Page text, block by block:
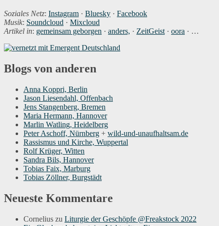
Soziales Netz: Instagram · Bluesky · Facebook
Musik: Soundcloud · Mixcloud
Artikel in: gemeinsam geborgen · anders, · ZeitGeist · oora · …
Blogs von anderen
Anna Koppri, Berlin
Jason Liesendahl, Offenbach
Jens Stangenberg, Bremen
Maria Hermann, Hannover
Marlin Watling, Heidelberg
Peter Aschoff, Nürnberg + wild-und-unaufhaltsam.de
Rassismus und Kirche, Wuppertal
Rolf Krüger, Witten
Sandra Bils, Hannover
Tobias Faix, Marburg
Tobias Zöllner, Burgstädt
Neueste Kommentare
Cornelius zu Liturgie der Geschöpfe @Freakstock 2022